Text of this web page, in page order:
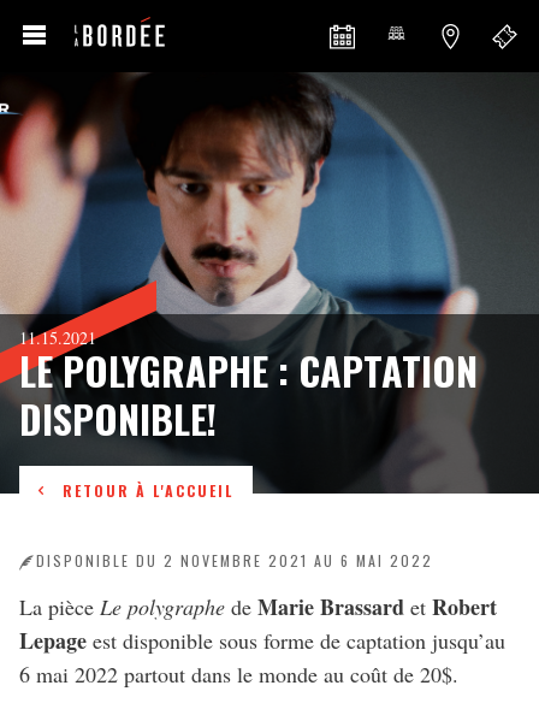
RETOUR À L'ACCUEIL
11.15.2021
LE POLYGRAPHE : CAPTATION
DISPONIBLE!
DISPONIBLE DU 2 NOVEMBRE 2021 AU 6 MAI 2022
La pièce Le polygraphe de Marie Brassard et Robert
Lepage est disponible sous forme de captation jusqu’au
6 mai 2022 partout dans le monde au coût de 20$.